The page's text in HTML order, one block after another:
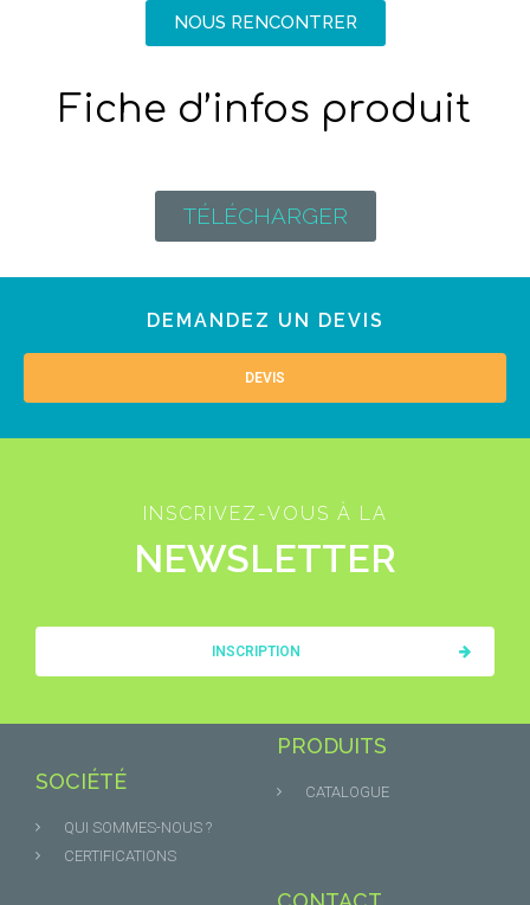
NOUS RENCONTRER
Fiche d’infos produit
TÉLÉCHARGER
DEMANDEZ UN DEVIS
DEVIS
INSCRIVEZ-VOUS À LA
NEWSLETTER
INSCRIPTION
SOCIÉTÉ
QUI SOMMES-NOUS ?
CERTIFICATIONS
PRODUITS
CATALOGUE